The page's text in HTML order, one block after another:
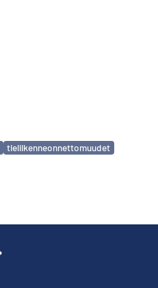
tieliikenneonnettomuudet